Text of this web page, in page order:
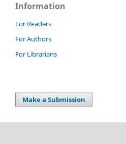
Information
For Readers
For Authors
For Librarians
Make a Submission